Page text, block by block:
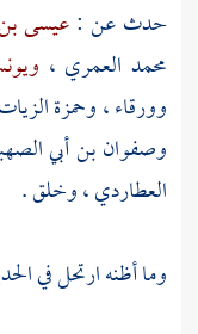
حدث عن :عيسى
محمد العمري ،
وورقاء،وحمزة الزيات
وصفوان بن أبي
العطاردي، وخلق .
وما أظنه ارتحل في